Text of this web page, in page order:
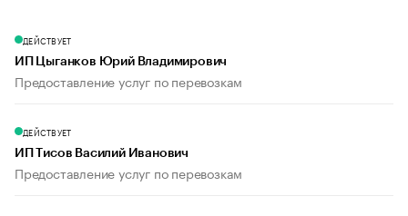
ДЕЙСТВУЕТ
ИП Цыганков Юрий Владимирович
Предоставление услуг по перевозкам
ДЕЙСТВУЕТ
ИП Тисов Василий Иванович
Предоставление услуг по перевозкам